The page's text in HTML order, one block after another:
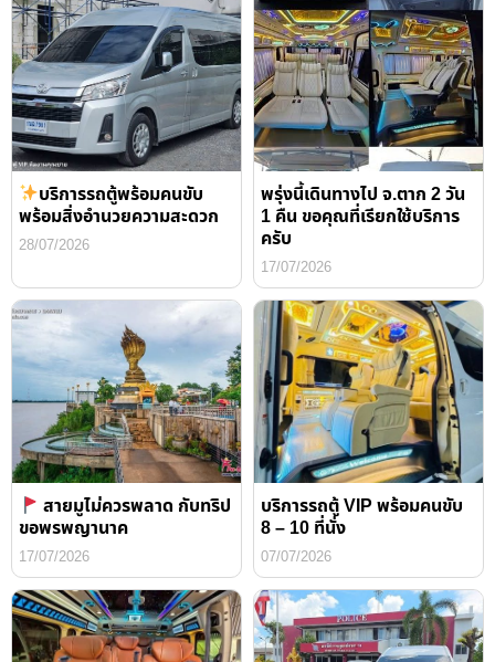
บริการรถตู้พร้อมคนขับ
พร้อมสิ่งอำนวยความสะดวก
28/07/2026
พรุ่งนี้เดินทางไป จ.ตาก 2 วัน
1 คืน ขอคุณที่เรียกใช้บริการ
ครับ
17/07/2026
สายมูไม่ควรพลาด กับทริป
ขอพรพญานาค
17/07/2026
บริการรถตู้ VIP พร้อมคนขับ
8 – 10 ที่นั่ง
07/07/2026